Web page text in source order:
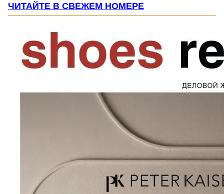
ЧИТАЙТЕ В СВЕЖЕМ НОМЕРЕ